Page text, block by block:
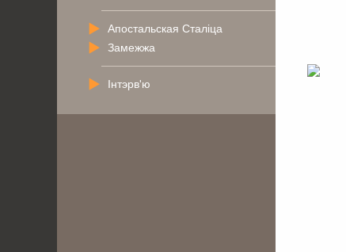
Апостальская Сталіца
Замежжа
Інтэрв'ю